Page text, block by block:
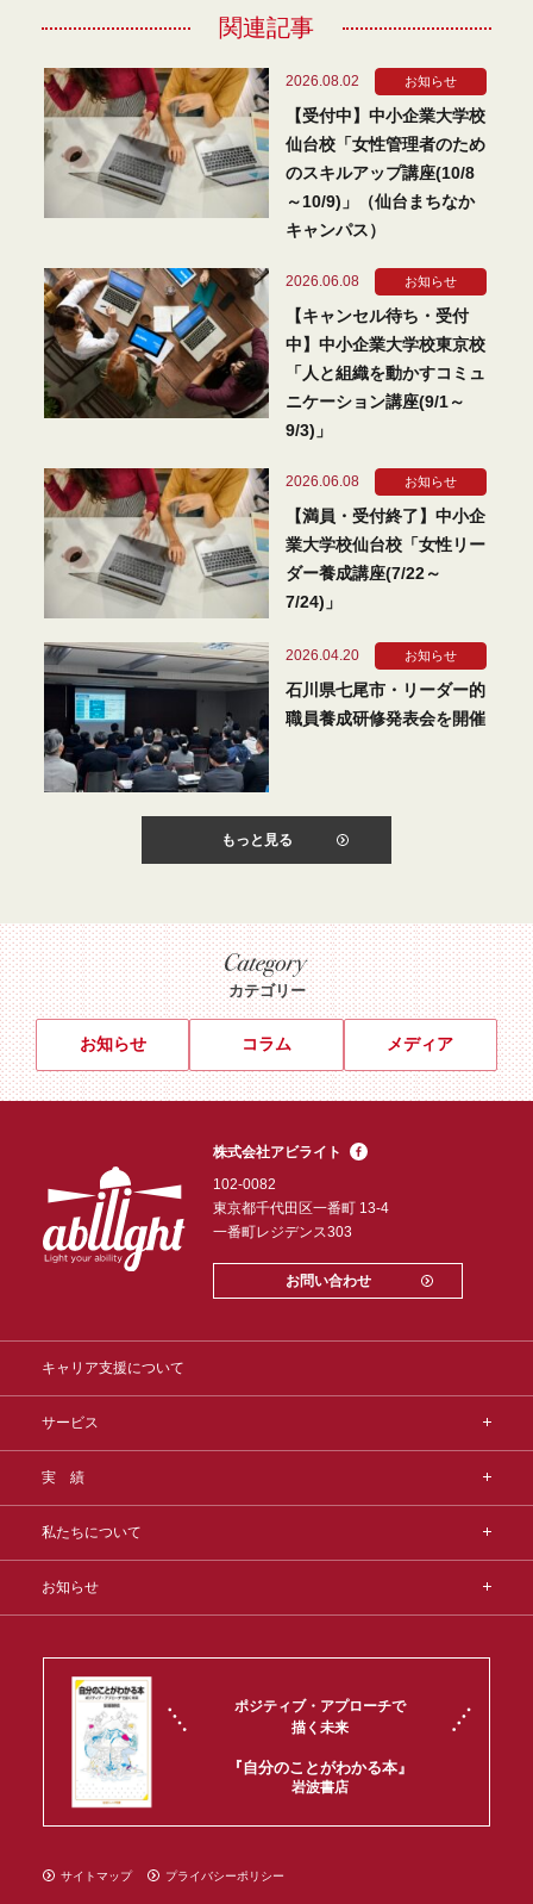
関連記事
2026.08.02 お知らせ
【受付中】中小企業大学校
仙台校「女性管理者のため
のスキルアップ講座(10/8
～10/9)」（仙台まちなか
キャンパス）
2026.06.08 お知らせ
【キャンセル待ち・受付
中】中小企業大学校東京校
「人と組織を動かすコミュ
ニケーション講座(9/1～
9/3)」
2026.06.08 お知らせ
【満員・受付終了】中小企
業大学校仙台校「女性リー
ダー養成講座(7/22～
7/24)」
2026.04.20 お知らせ
石川県七尾市・リーダー的
職員養成研修発表会を開催
もっと見る
カテゴリー
お知らせ コラム メディア
株式会社アビライト
102-0082
東京都千代田区一番町 13-4
一番町レジデンス303
お問い合わせ
キャリア支援について
サービス
実 績
私たちについて
お知らせ
ポジティブ・アプローチで
描く未来
『自分のことがわかる本』
岩波書店
サイトマップ プライバシーポリシー